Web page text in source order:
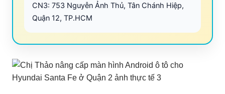
CN3: 753 Nguyễn Ảnh Thủ, Tân Chánh Hiệp,
Quận 12, TP.HCM